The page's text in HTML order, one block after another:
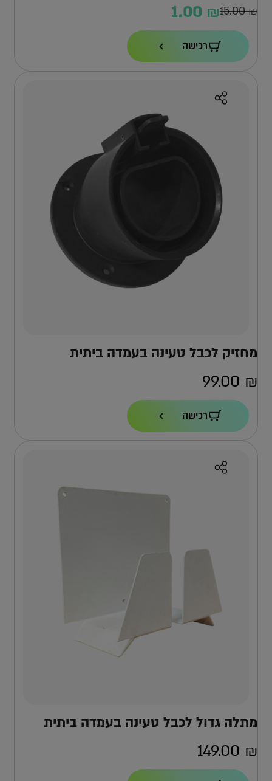
15.00₪
1.00 ₪
רכישה
מחזיק לכבל טעינה בעמדה ביתית
99.00 ₪
רכישה
מתלה גדול לכבל טעינה בעמדה ביתית
149.00 ₪